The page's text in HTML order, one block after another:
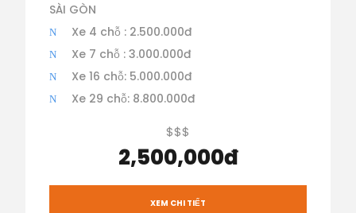
SÀI GÒN
Xe 4 chỗ : 2.500.000đ
Xe 7 chỗ : 3.000.000đ
Xe 16 chỗ: 5.000.000đ
Xe 29 chỗ: 8.800.000đ
$$$
2,500,000đ
XEM CHI TIẾT